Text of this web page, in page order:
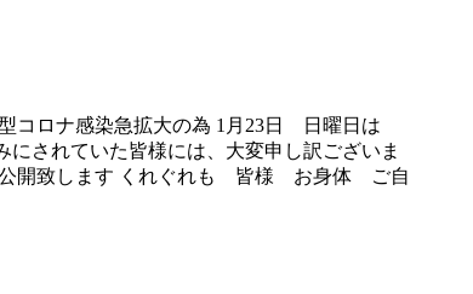
コロナ感染急拡大の為 1月23日 日曜日は
されていた皆様には、大変申し訳ございま
致します くれぐれも 皆様 お身体 ご自